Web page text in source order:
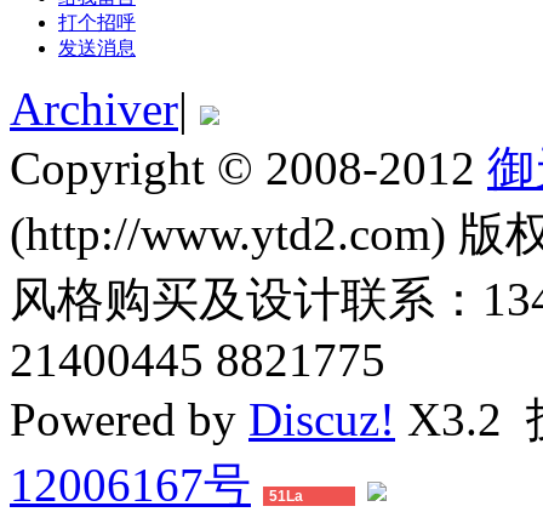
打个招呼
发送消息
Archiver|
Copyright © 2008-2012
(http://www.ytd2.com) 版
风格购买及设计联系：
21400445 8821775
Powered by Discuz! X3.2
12006167号
51La